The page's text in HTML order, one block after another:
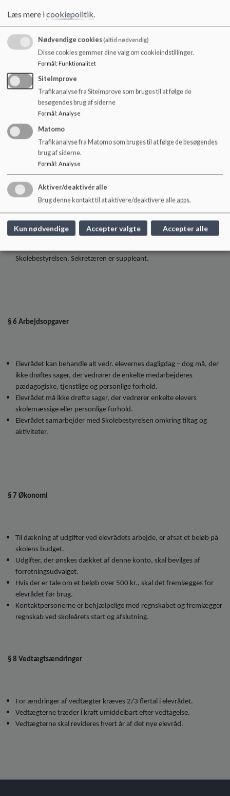
forslag m.v. mindst én gang i måneden.
Elevrådsmøderne ledes af elevrådsformanden.
Elevrådet er beslutningsdygtigt såfremt ¾ af repræsentanterne er
til stede.
Der udfærdiges referat af elevrådsmøderne
Referatet gøres tilgængeligt for elever, forældre og medarbejdere.
§ 5 Organisering
Formanden, næstformanden og sekretæren fungerer som
forretningsudvalg
Forretningsudvalget kan bortvise deltagere, der forstyrrer mødet.
Sker det gentagne gange, kan repræsentanten udelukkes fra
møderne, og suppleanten går ind som repræsentant.
Skolebestyrelsen. Sekretæren er suppleant.
§ 6 Arbejdsopgaver
Elevrådet kan behandle alt vedr. elevernes dagligdag – dog må, der
ikke drøftes sager, der vedrører de enkelte medarbejderes
pædagogiske, tjenstlige og personlige forhold.
Elevrådet må ikke drøfte sager, der vedrører enkelte elevers
skolemæssige eller personlige forhold.
Elevrådet samarbejder med Skolebestyrelsen omkring tiltag og
aktiviteter.
§ 7 Økonomi
Til dækning af udgifter ved elevrådets arbejde, er afsat et beløb på
skolens budget.
Udgifter, der ønskes dækket af denne konto, skal bevilges af
forretningsudvalget.
Hvis der er tale om et beløb over 500 kr., skal det fremlægges for
elevrådet før brug.
Kontaktpersonerne er behjælpelige med regnskabet og fremlægger
regnskab ved skoleårets start og afslutning.
§ 8 Vedtægtsændringer
For ændringer af vedtægter kræves 2/3 flertal i elevrådet.
Vedtægterne træder i kraft umiddelbart efter vedtagelse.
Vedtægterne skal revideres hvert år af det nye elevråd.
Læs mere icookiepolitik.
Nødvendige cookies(altid nødvendig)
Disse cookies gemmer dine valg om cookieindstillinger.
Formål: Funktionalitet
SiteImprove
Trafikanalyse fra Siteimprove som bruges til at følge de
besøgendes brug af siderne
Formål : Analyse
Matomo
Trafikanalyse fra Matomo som bruges til at følge de besøgendes
brug af siderne.
Formål: Analyse
Aktiver/deaktivér alle
Brug denne kontakt til at aktivere/deaktivere alle apps.
Kun nødvendige Accepter valgte Accepter alle